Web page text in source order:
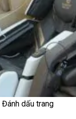
Đánh dấu trang